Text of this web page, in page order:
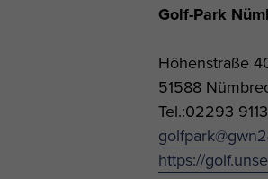
Golf-Park
Höhenstraße
51588
Tel.:02293
https://